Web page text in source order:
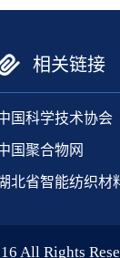
相关链接
国科学技术协会
国聚合物网
北省智能纺织材
All Rights